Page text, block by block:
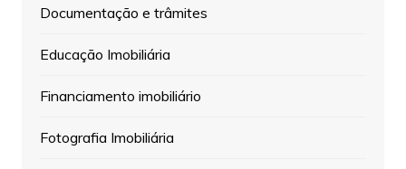
Documentação e trâmites
Educação Imobiliária
Financiamento imobiliário
Fotografia Imobiliária